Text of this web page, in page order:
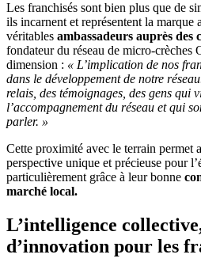
Les franchisés sont bien plus que de
ils incarnent et représentent la
véritables ambassadeurs auprès des
fondateur du réseau de micro-crèches
dimension : « L’implication de nos
dans le développement de notre
relais, des témoignages, des gens qui
l’accompagnement du réseau et qui
parler. »
Cette proximité avec le terrain permet
perspective unique et précieuse pour
particulièrement grâce à leur bonne
marché local.
L’intelligence
d’innovation pour les